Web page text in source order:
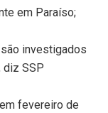
em Paraíso;
investigados
diz SSP
fevereiro de